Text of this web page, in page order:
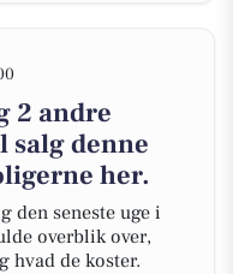
2 andre
denne
her.
den seneste uge i
overblik over,
hvad de koster.